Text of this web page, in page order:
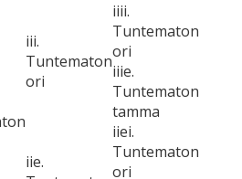
iii.
Tuntematon
ori
iiii.
Tuntematon
ori
iiie.
Tuntematon
tamma
iie.
iiei.
Tuntematon
ori